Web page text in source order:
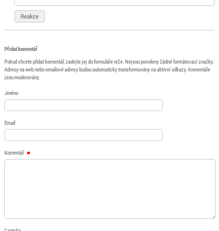
Reakce
Přidat komentář
Pokud chcete přidat komentář, zadejte jej do formuláře níže. Nejsou povoleny žádné formátovací značky.
Adresy na web nebo emailové adresy budou automaticky transformovány na aktivní odkazy. Komentáře
jsou moderovány.
Jméno
Email
Komentář